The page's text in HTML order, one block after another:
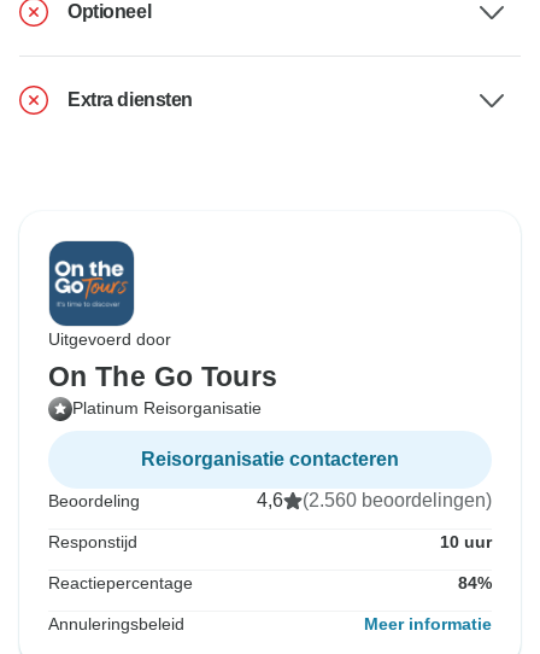
Optioneel
Extra diensten
Uitgevoerd door
On The Go Tours
Platinum Reisorganisatie
Reisorganisatie contacteren
Beoordeling 4,6 (2.560 beoordelingen)
Responstijd 10 uur
Reactiepercentage 84%
Annuleringsbeleid Meer informatie